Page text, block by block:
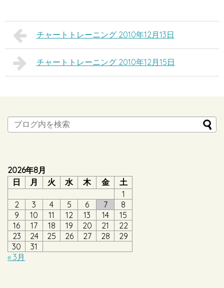
チャートトレーニング 2010年12月13日
チャートトレーニング 2010年12月15日
2026年8月
日
月 火 水 木 金
土
1
2
3 4 5 6 7
8
9
10 11 12 13 14
15
16
17 18 19 20 21
22
23
24 25 26 27 28
29
30
31
« 3月